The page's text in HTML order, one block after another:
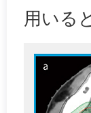
用いる